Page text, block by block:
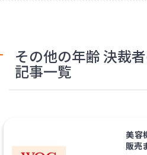
その他の年齢 決裁
記事一覧
美容
販売